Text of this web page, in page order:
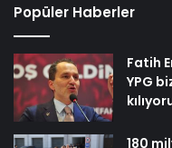
Popüler Haberler
Fatih
YPG
180